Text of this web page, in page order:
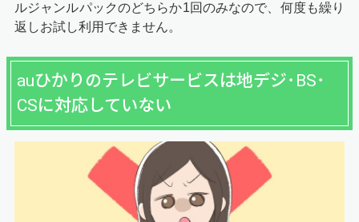
ルジャンルパックのどちらか1回のみなので、何度も繰り
返しお試し利用できません。
auひかりのテレビサービスは地デジ･BS･
CSに対応していない